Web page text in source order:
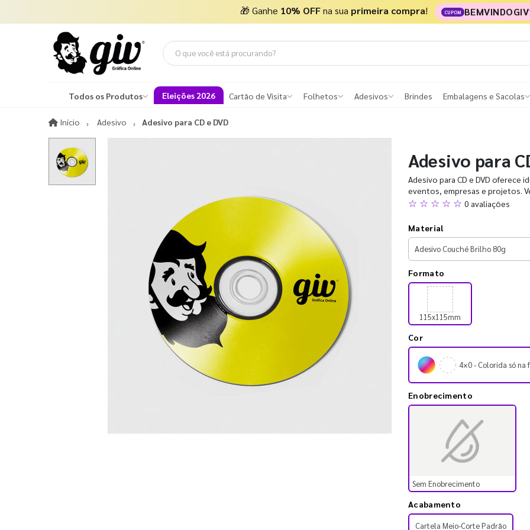
🎁 Ganhe 10% OFFna sua primeira compra! CUPOM
Todos os Produtos Eleições 2026 Cartão de Visita Folhetos Adesivos Brindes Embalagens e Sacolas
Início InícioAdesivo Adesivo para CD e DVD
Adesivo para
Adesivo para CD e DVD oferece
eventos, empresas e projetos.
☆ ☆ ☆ ☆ ☆ 0 avaliações
Material
Formato
115x115mm
Cor
4×0 - Colorida só na
Enobrecimento
Sem Enobrecimento
Acabamento
Cartela Meio-Corte Padrão